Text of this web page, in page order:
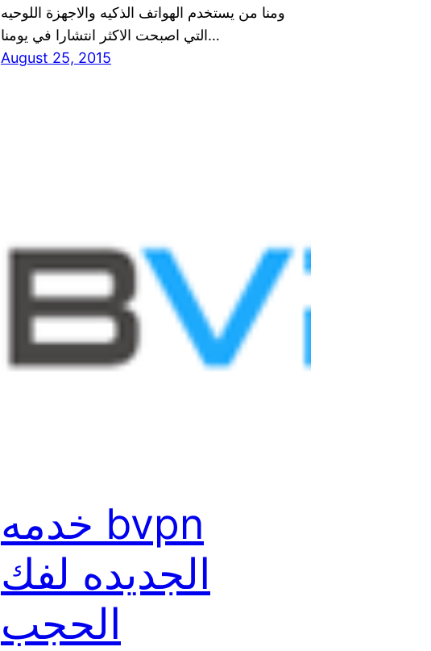
ومنا من يستخدم الهواتف الذكيه والاجهزة اللوحيه
التي اصبحت الاكثر انتشارا في يومنا…
August 25, 2015
خدمه bvpn
الجديده لفك
الحجب